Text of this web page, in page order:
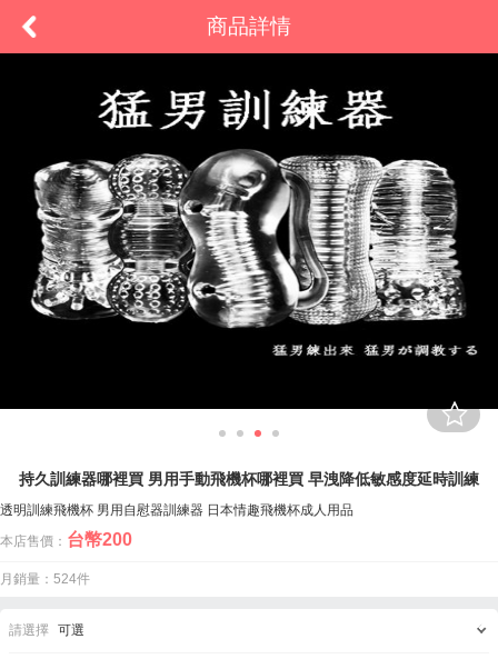
商品詳情
持久訓練器哪裡買 男用手動飛機杯哪裡買 早洩降低敏感度延時訓練
透明訓練飛機杯 男用自慰器訓練器 日本情趣飛機杯成人用品
本店售價： 台幣200
月銷量：524件
請選擇 可選